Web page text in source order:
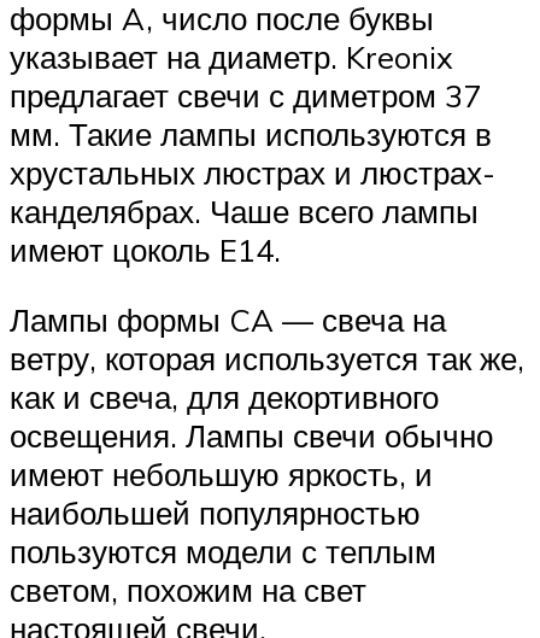
формы A, число после буквы
указывает на диаметр. Kreonix
предлагает свечи с диметром 37
мм. Такие лампы используются в
хрустальных люстрах и люстрах-
канделябрах. Чаше всего лампы
имеют цоколь E14.
Лампы формы CA — свеча на
ветру, которая используется так же,
как и свеча, для декортивного
освещения. Лампы свечи обычно
имеют небольшую яркость, и
наибольшей популярностью
пользуются модели с теплым
светом, похожим на свет
настоящей свечи.